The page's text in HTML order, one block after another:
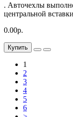
. Авточехлы
центральной
0.00р.
Купить
1
2
3
4
5
6